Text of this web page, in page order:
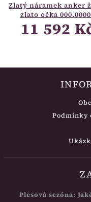
Zlatý náramek anker
zlato očka
11 592
Podmínky
Plesová sezóna: